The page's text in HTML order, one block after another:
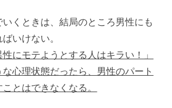
くときは、結局のところ男性にも
いけない。
にモテようとする人はキラい！」
心理状態だったら、男性のパート
とはできなくなる。